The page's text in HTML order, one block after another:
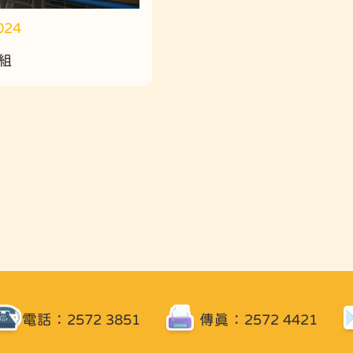
電話：2572 3851 傳真：2572 4421